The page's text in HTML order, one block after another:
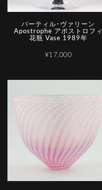
バーティル･ヴァリーン
Apostrophe アポストロフィ
花瓶 Vase 1989年
¥17,000